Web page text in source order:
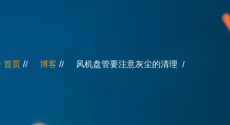
首页 / 博客 / 风机盘管要注意灰尘的清理